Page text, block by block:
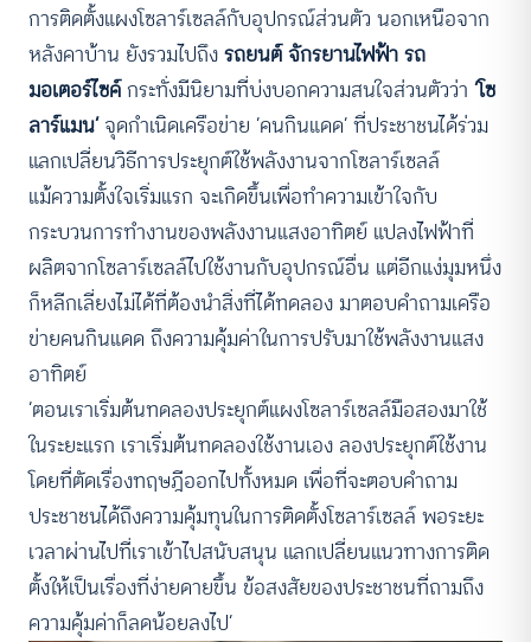
การติดตั้งแผงโซลาร์เซลล์กับอุปกรณ์ส่วนตัว นอกเหนือจาก
หลังคาบ้าน ยังรวมไปถึงรถยนต์ จักรยานไฟฟ้า รถ
มอเตอร์ไซค์กระทั่งมีนิยามที่บ่งบอกความสนใจส่วนตัวว่า ‘โซ
ลาร์แมน’จุดกำเนิดเครือข่าย ‘คนกินแดด’ ที่ประชาชนได้ร่วม
แลกเปลี่ยนวิธีการประยุกต์ใช้พลังงานจากโซลาร์เซลล์
แม้ความตั้งใจเริ่มแรก จะเกิดขึ้นเพื่อทำความเข้าใจกับ
กระบวนการทำงานของพลังงานแสงอาทิตย์ แปลงไฟฟ้าที่
ผลิตจากโซลาร์เซลล์ไปใช้งานกับอุปกรณ์อื่น แต่อีกแง่มุมหนึ่ง
ก็หลีกเลี่ยงไม่ได้ที่ต้องนำสิ่งที่ได้ทดลอง มาตอบคำถามเครือ
ข่ายคนกินแดด ถึงความคุ้มค่าในการปรับมาใช้พลังงานแสง
อาทิตย์
‘ตอนเราเริ่มต้นทดลองประยุกต์แผงโซลาร์เซลล์มือสองมาใช้
ในระยะแรก เราเริ่มต้นทดลองใช้งานเอง ลองประยุกต์ใช้งาน
โดยที่ตัดเรื่องทฤษฎีออกไปทั้งหมด เพื่อที่จะตอบคำถาม
ประชาชนได้ถึงความคุ้มทุนในการติดตั้งโซลาร์เซลล์ พอระยะ
เวลาผ่านไปที่เราเข้าไปสนับสนุน แลกเปลี่ยนแนวทางการติด
ตั้งให้เป็นเรื่องที่ง่ายดายขึ้น ข้อสงสัยของประชาชนที่ถามถึง
ความคุ้มค่าก็ลดน้อยลงไป’